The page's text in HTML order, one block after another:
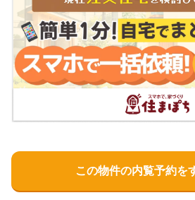
桃太郎助産院
住所:静岡県伊豆市日向６７０−１ マ
伊豆赤十字介護医療院
住所:静岡県伊豆市小立野１００−２
遠藤歯科医院
静岡県伊豆市小立野 マップで見る
宮内歯科医院この物件の内覧予約を